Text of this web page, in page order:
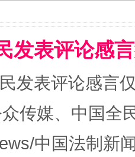
无期
发表评论感
发表评论感言
传媒、中国全
中国法制新